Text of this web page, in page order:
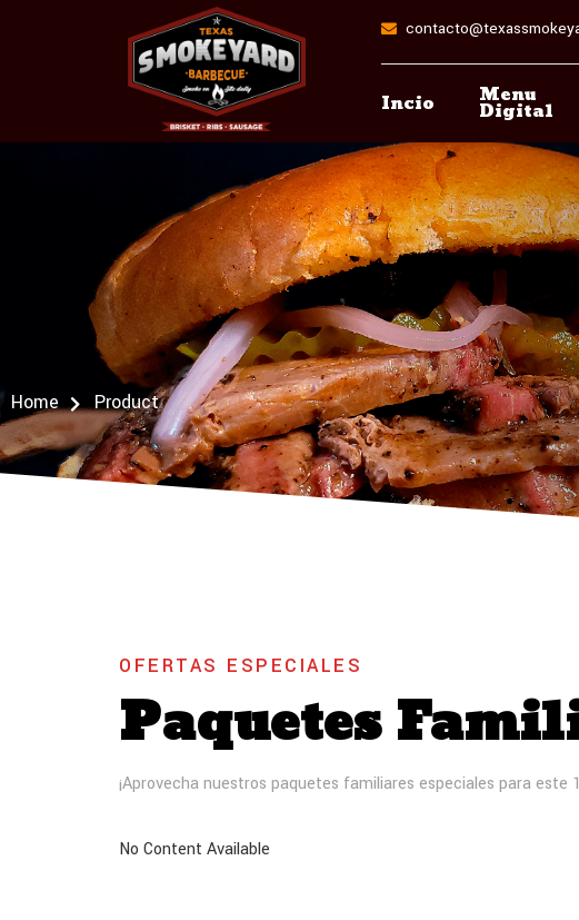
Incio Menu
Digital
Home Product
OFERTAS ESPECIALES
Paquetes
¡Aprovecha nuestros paquetes familiares especiales para este
No Content Available